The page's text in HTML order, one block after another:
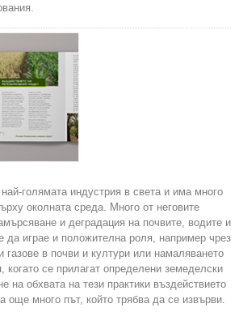
голямата индустрия в света и има много
околната среда. Много от неговите
и деградация на почвите, водите и
да играе и положителна роля, например чрез
газове в почви и култури или намаляването
когато се прилагат определени земеделски
на обхвата на тези практики въздействието
още много път, който трябва да се извърви.